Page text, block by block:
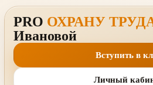
PRO ОХРАНУ
Ивановой
Вступить в
Личный